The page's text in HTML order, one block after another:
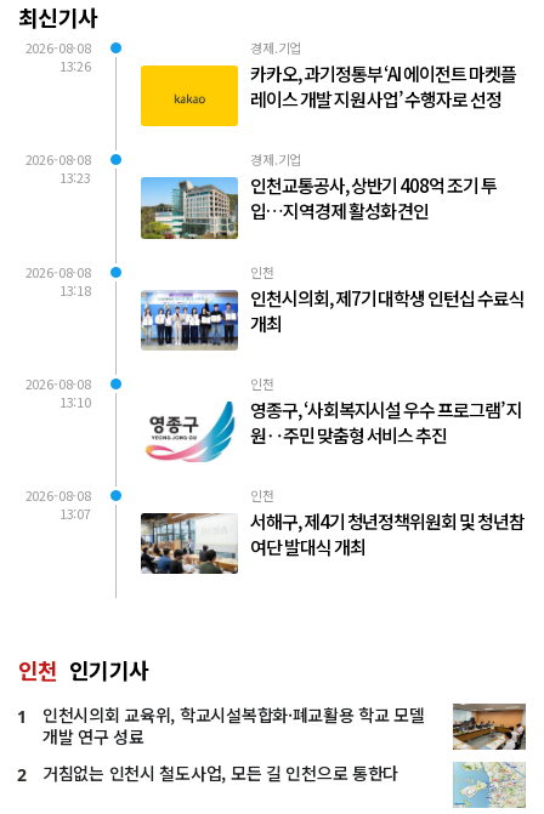
최신기사
2026-08-08
13:26
경제.기업
카카오, 과기정통부 ‘AI 에이전트 마켓플
레이스 개발 지원 사업’ 수행자로 선정
2026-08-08
13:23
경제.기업
인천교통공사, 상반기 408억 조기 투
입…지역경제 활성화 견인
2026-08-08
13:18
인천
인천시의회, 제7기 대학생 인턴십 수료식
개최
2026-08-08
13:10
인천
영종구, ‘사회복지시설 우수 프로그램’ 지
원‥주민 맞춤형 서비스 추진
2026-08-08
13:07
인천
서해구, 제4기 청년정책위원회 및 청년참
여단 발대식 개최
인천 인기기사
1
인천시의회 교육위, 학교시설복합화·폐교활용 학교 모델
개발 연구 성료
2 거침없는 인천시 철도사업, 모든 길 인천으로 통한다